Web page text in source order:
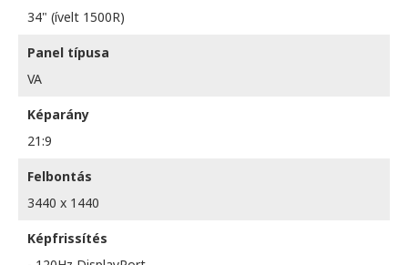
34" (ívelt 1500R)
Panel típusa
VA
Képarány
21:9
Felbontás
3440 x 1440
Képfrissítés